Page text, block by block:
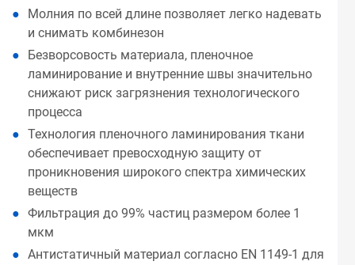
Молния по всей длине позволяет легко надевать
и снимать комбинезон
Безворсовость материала, пленочное
ламинирование и внутренние швы значительно
снижают риск загрязнения технологического
процесса
Технология пленочного ламинирования ткани
обеспечивает превосходную защиту от
проникновения широкого спектра химических
веществ
Фильтрация до 99% частиц размером более 1
мкм
Антистатичный материал согласно EN 1149-1 для